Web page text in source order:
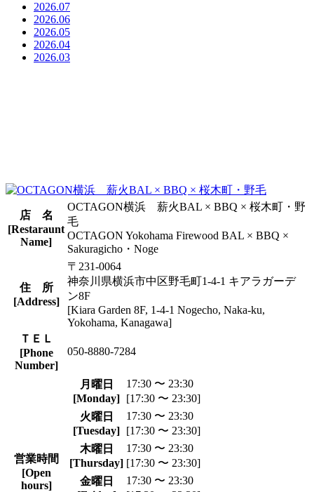
2026.07
2026.06
2026.05
2026.04
2026.03
店 名
[Restaraunt
Name]
OCTAGON横浜 薪火BAL × BBQ × 桜木町・野
毛
OCTAGON Yokohama Firewood BAL × BBQ ×
Sakuragicho・Noge
住 所
[Address]
〒231-0064
神奈川県横浜市中区野毛町1-4-1 キアラガーデ
ン8F
[Kiara Garden 8F, 1-4-1 Nogecho, Naka-ku,
Yokohama, Kanagawa]
ＴＥＬ
[Phone
Number]
050-8880-7284
営業時間
[Open
hours]
月曜日
[Monday]
17:30 〜 23:30
[17:30 〜 23:30]
火曜日
[Tuesday]
17:30 〜 23:30
[17:30 〜 23:30]
木曜日
[Thursday]
17:30 〜 23:30
[17:30 〜 23:30]
金曜日
17:30 〜 23:30